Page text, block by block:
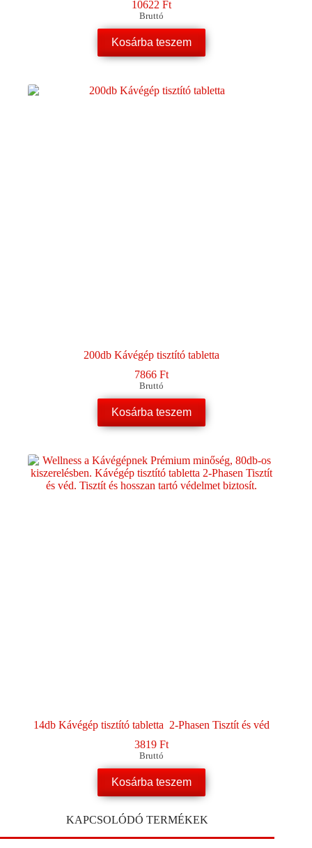
10622 Ft
Bruttó
Kosárba teszem
200db Kávégép tisztító tabletta
7866 Ft
Bruttó
Kosárba teszem
14db Kávégép tisztító tabletta 2-Phasen Tisztít és véd
3819 Ft
Bruttó
Kosárba teszem
KAPCSOLÓDÓ TERMÉKEK